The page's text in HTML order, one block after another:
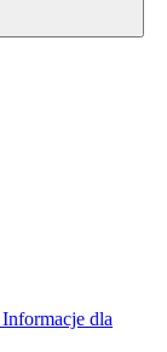
Informacje dla